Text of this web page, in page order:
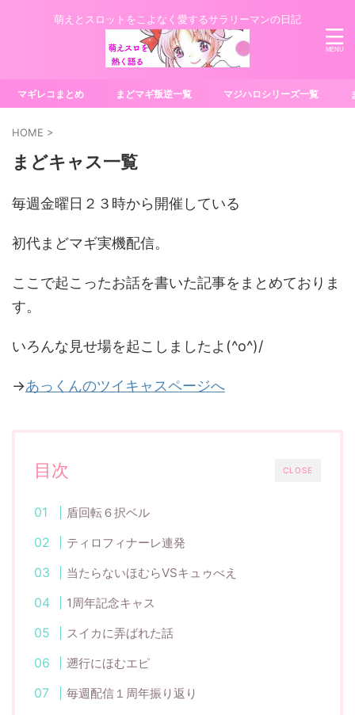
萌えとスロットをこよなく愛するサラリーマンの日記
マギレコまとめ まどマギ叛逆一覧 マジハロシリーズ一覧
HOME >
まどキャス一覧
毎週金曜日２３時から開催している
初代まどマギ実機配信。
ここで起こったお話を書いた記事をまとめておりま
す。
いろんな見せ場を起こしましたよ(^o^)/
→あっくんのツイキャスページへ
CLOSE
目次
盾回転６択ベル
ティロフィナーレ連発
当たらないほむらVSキュゥべえ
1周年記念キャス
スイカに弄ばれた話
遡行にほむエピ
毎週配信１周年振り返り